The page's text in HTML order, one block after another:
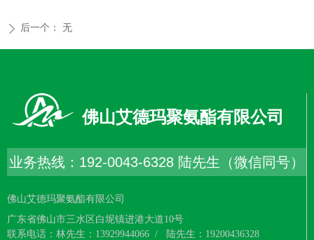
ꄲ 后一个： 无
佛山艾德玛聚氨酯有限公司
业务热线：192-0043-6328 陆先生（微信同号）
佛山艾德玛聚氨酯有限公司
广东省佛山市三水区白坭镇进港大道10号
联系电话：林先生：13929944066 / 陆先生：19200436328